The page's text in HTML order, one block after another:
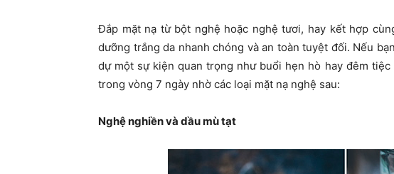
Đắp mặt nạ từ bột nghệ hoặc nghệ tươi, hay kết hợp
dưỡng trắng da nhanh chóng và an toàn tuyệt đối. Nếu
dự một sự kiện quan trọng như buổi hẹn hò hay đêm
trong vòng 7 ngày nhờ các loại mặt nạ nghệ sau:
Nghệ nghiền và dầu mù tạt